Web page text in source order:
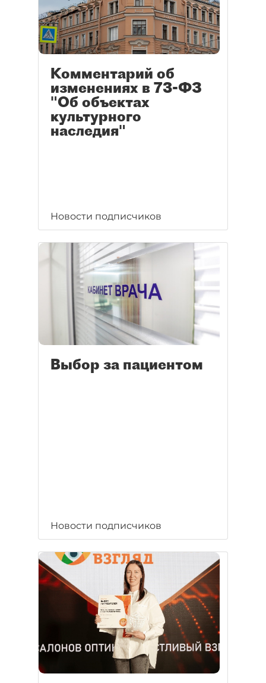
Комментарий об
изменениях в 73-ФЗ
"Об объектах
культурного
наследия"
Новости подписчиков
Выбор за пациентом
Новости подписчиков